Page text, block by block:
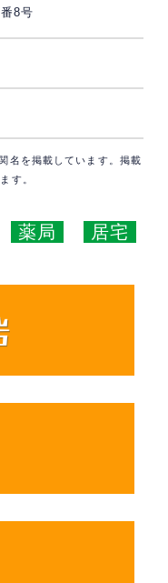
8号
名を掲載しています。掲載
す。
薬局 居宅